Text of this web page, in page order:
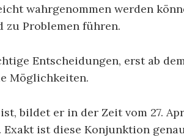
wahrgenommen werden
zu Problemen führen.
Entscheidungen, erst ab
Möglichkeiten.
bildet er in der Zeit vom 27.
ist diese Konjunktion